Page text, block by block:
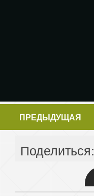
ПРЕДЫДУЩАЯ
Поделиться: